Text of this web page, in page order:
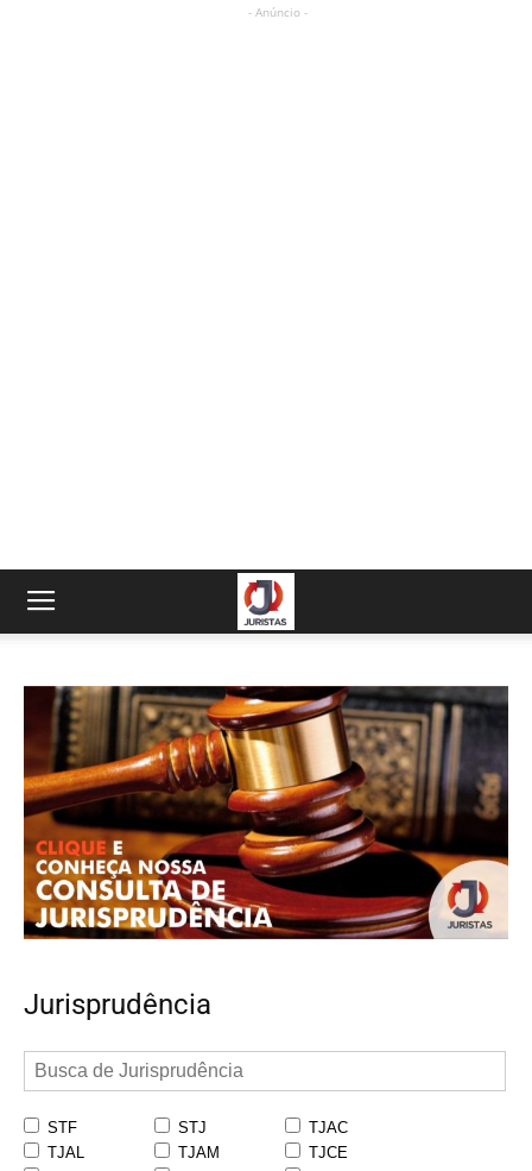
- Anúncio -
Jurisprudência
STF STJ
TJAC
TJAL
TJAM
TJCE